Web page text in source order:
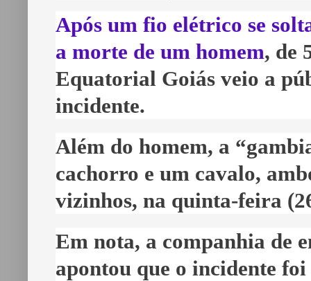
Após um fio elétrico se
a morte de um homem, de
Equatorial Goiás veio a
incidente.
Além do homem, a
cachorro e um cavalo,
vizinhos, na quinta-feira
Em nota, a companhia de
apontou que o incidente